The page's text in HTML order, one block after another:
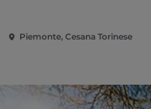
Piemonte, Cesana Torinese